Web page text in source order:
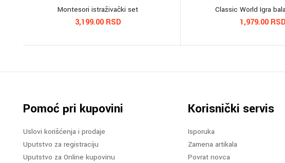
Montesori istraživački set
3,199.00 RSD
Classic World Igra
1,979.00 RSD
Pomoć pri kupovini
Uslovi korišćenja i prodaje
Uputstvo za registraciju
Uputstvo za Online kupovinu
Korisnički servis
Isporuka
Zamena artikala
Povrat novca